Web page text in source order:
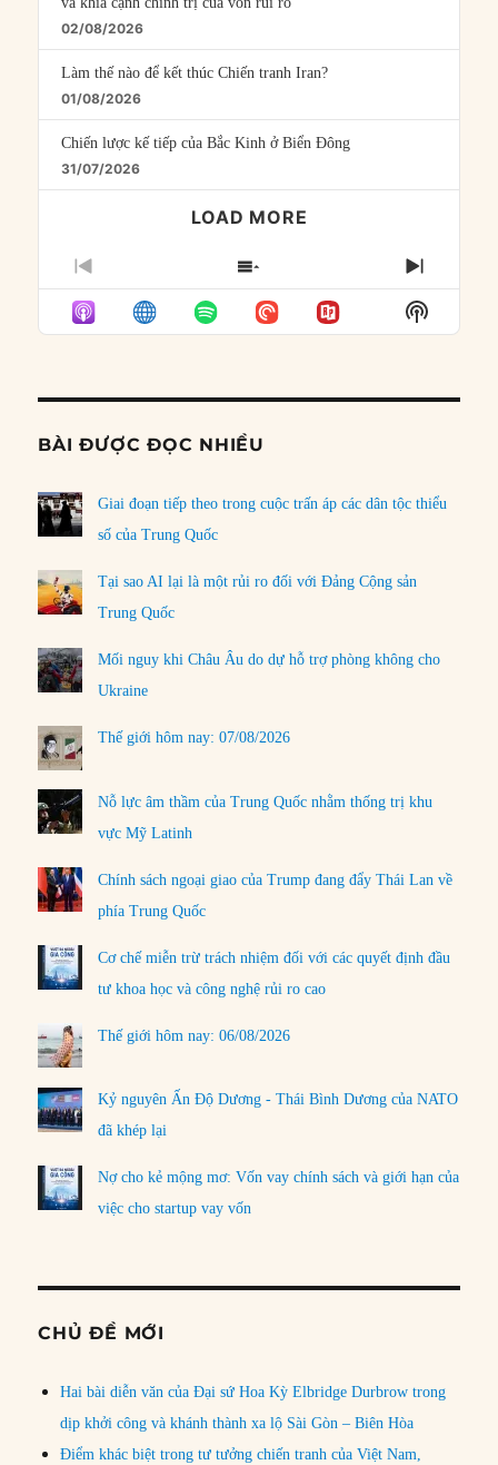
02/08/2026
Làm thế nào để kết thúc Chiến tranh Iran?
01/08/2026
Chiến lược kế tiếp của Bắc Kinh ở Biển Đông
31/07/2026
LOAD MORE
PREVIOUS
EPISODE
SHOW
EPISODES
LIST
NEXT
Show
Podcast
BÀI ĐƯỢC ĐỌC NHIỀU
Giai đoạn tiếp theo trong cuộc trấn áp các dân tộc thiểu
số của Trung Quốc
Tại sao AI lại là một rủi ro đối với Đảng Cộng sản
Trung Quốc
Mối nguy khi Châu Âu do dự hỗ trợ phòng không cho
Ukraine
Thế giới hôm nay: 07/08/2026
Nỗ lực âm thầm của Trung Quốc nhằm thống trị khu
vực Mỹ Latinh
Chính sách ngoại giao của Trump đang đẩy Thái Lan về
phía Trung Quốc
Cơ chế miễn trừ trách nhiệm đối với các quyết định đầu
tư khoa học và công nghệ rủi ro cao
Thế giới hôm nay: 06/08/2026
Kỷ nguyên Ấn Độ Dương - Thái Bình Dương của NATO
đã khép lại
Nợ cho kẻ mộng mơ: Vốn vay chính sách và giới hạn của
việc cho startup vay vốn
CHỦ ĐỀ MỚI
Hai bài diễn văn của Đại sứ Hoa Kỳ Elbridge Durbrow trong
dịp khởi công và khánh thành xa lộ Sài Gòn – Biên Hòa
Điểm khác biệt trong tư tưởng chiến tranh của Việt Nam,